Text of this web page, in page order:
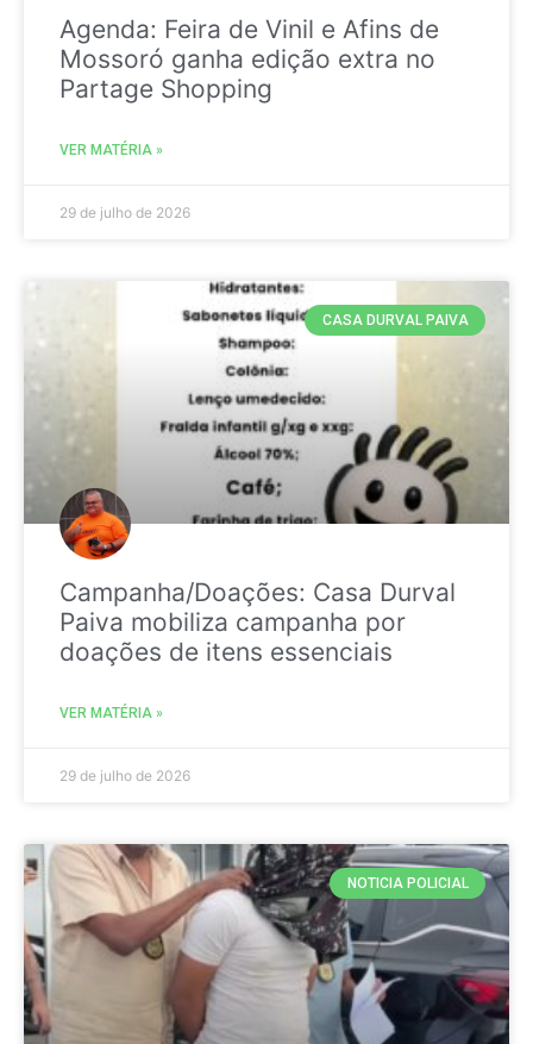
Agenda: Feira de Vinil e Afins de
Mossoró ganha edição extra no
Partage Shopping
VER MATÉRIA »
29 de julho de 2026
CASA DURVAL PAIVA
Campanha/Doações: Casa Durval
Paiva mobiliza campanha por
doações de itens essenciais
VER MATÉRIA »
29 de julho de 2026
NOTICIA POLICIAL